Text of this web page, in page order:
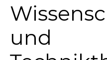
und